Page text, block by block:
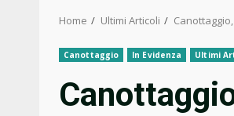
Home Ultimi Articoli
Canottaggio In Evidenza Ultimi